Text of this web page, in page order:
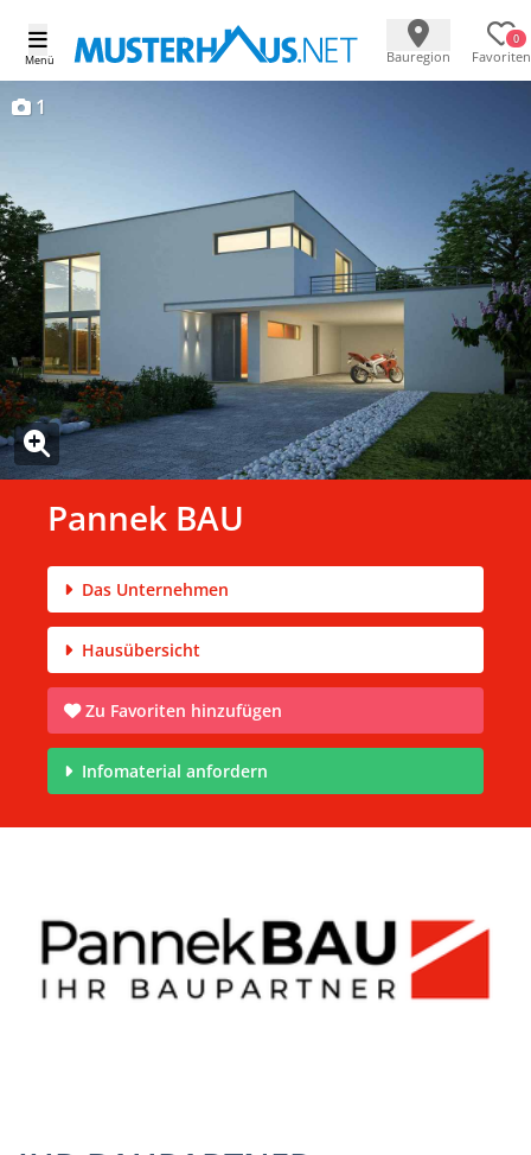
Menü Bauregion
0
Favoriten
1
Pannek BAU
Das Unternehmen
Hausübersicht
Zu Favoriten hinzufügen
Infomaterial anfordern